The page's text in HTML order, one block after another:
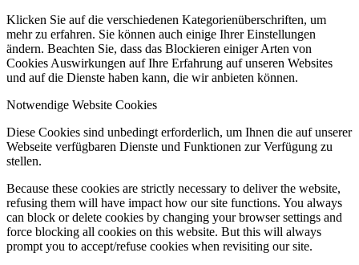
Klicken Sie auf die verschiedenen Kategorienüberschriften, um
mehr zu erfahren. Sie können auch einige Ihrer Einstellungen
ändern. Beachten Sie, dass das Blockieren einiger Arten von
Cookies Auswirkungen auf Ihre Erfahrung auf unseren Websites
und auf die Dienste haben kann, die wir anbieten können.
Notwendige Website Cookies
Diese Cookies sind unbedingt erforderlich, um Ihnen die auf unserer
Webseite verfügbaren Dienste und Funktionen zur Verfügung zu
stellen.
Because these cookies are strictly necessary to deliver the website,
refusing them will have impact how our site functions. You always
can block or delete cookies by changing your browser settings and
force blocking all cookies on this website. But this will always
prompt you to accept/refuse cookies when revisiting our site.